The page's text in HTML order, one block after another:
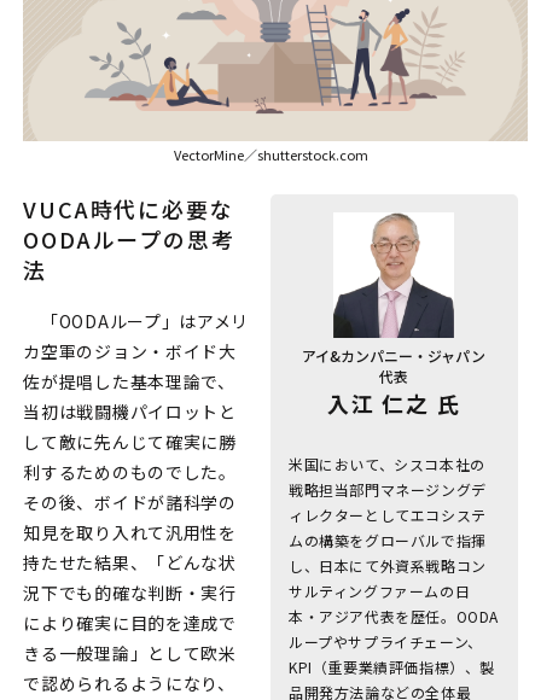
VectorMine／shutterstock.com
アイ&カンパニー・ジャパン
代表
入江 仁之 氏
米国において、シスコ本社の
戦略担当部門マネージングデ
ィレクターとしてエコシステ
ムの構築をグローバルで指揮
し、日本にて外資系戦略コン
サルティングファームの日
本・アジア代表を歴任。OODA
ループやサプライチェーン、
KPI（重要業績評価指標）、製
品開発方法論などの全体最
VUCA時代に必要な
OODAループの思考
法
「OODAループ」はアメリ
カ空軍のジョン・ボイド大
佐が提唱した基本理論で、
当初は戦闘機パイロットと
して敵に先んじて確実に勝
利するためのものでした。
その後、ボイドが諸科学の
知見を取り入れて汎用性を
持たせた結果、「どんな状
況下でも的確な判断・実行
により確実に目的を達成で
きる一般理論」として欧米
で認められるようになり、